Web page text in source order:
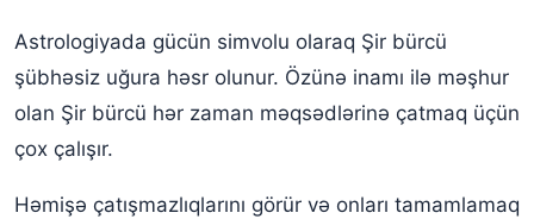
Astrologiyada gücün simvolu olaraq Şir bürcü
şübhəsiz uğura həsr olunur. Özünə inamı ilə məşhur
olan Şir bürcü hər zaman məqsədlərinə çatmaq üçün
çox çalışır.
Həmişə çatışmazlıqlarını görür və onları tamamlamaq